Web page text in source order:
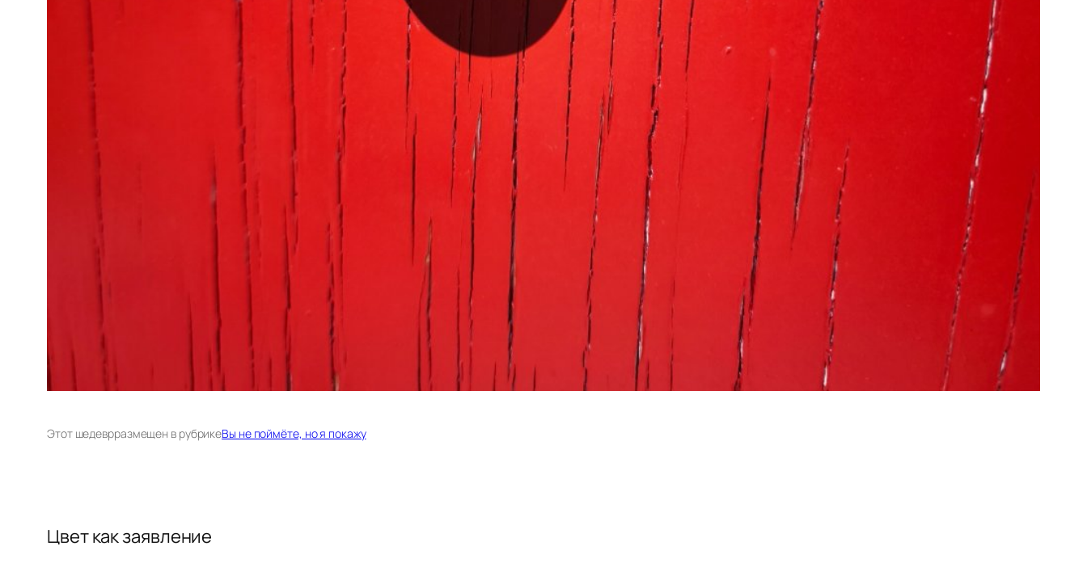
Этот шедеврразмещен в рубрикеВы не поймёте, но я покажу
Цвет как заявление